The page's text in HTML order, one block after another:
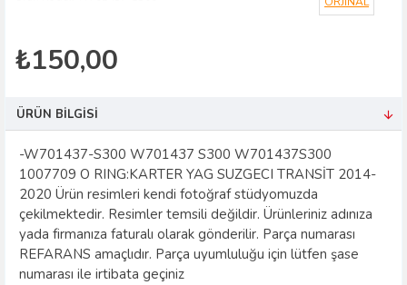
₺150,00
ÜRÜN BILGISI
-W701437-S300 W701437 S300 W701437S300
1007709 O RING:KARTER YAG SUZGECI TRANSİT 2014-
2020 Ürün resimleri kendi fotoğraf stüdyomuzda
çekilmektedir. Resimler temsili değildir. Ürünleriniz adınıza
yada firmanıza faturalı olarak gönderilir. Parça numarası
REFARANS amaçlıdır. Parça uyumluluğu için lütfen şase
numarası ile irtibata geçiniz